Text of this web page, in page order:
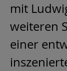
mit
weiteren
einer